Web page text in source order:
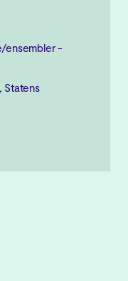
ensembler -
Statens